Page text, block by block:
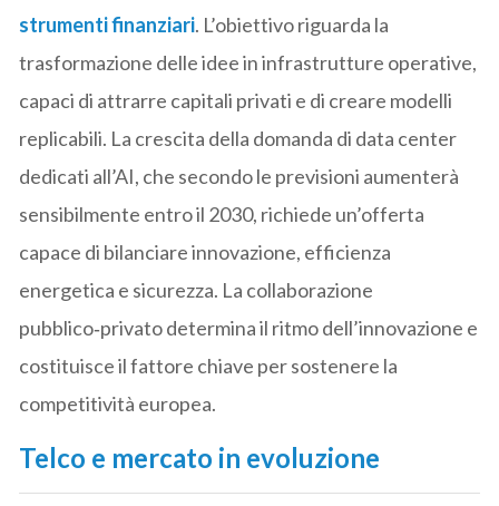
strumenti finanziari. L’obiettivo riguarda la
trasformazione delle idee in infrastrutture operative,
capaci di attrarre capitali privati e di creare modelli
replicabili. La crescita della domanda di data center
dedicati all’AI, che secondo le previsioni aumenterà
sensibilmente entro il 2030, richiede un’offerta
capace di bilanciare innovazione, efficienza
energetica e sicurezza. La collaborazione
pubblico‑privato determina il ritmo dell’innovazione e
costituisce il fattore chiave per sostenere la
competitività europea.
Telco e mercato in evoluzione